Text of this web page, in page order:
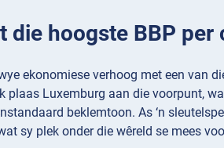
die hoogste BBP per
ekonomiese verhoog met een van
plaas Luxemburg aan die voorpunt,
beklemtoon. As ‘n
sy plek onder die wêreld se mees